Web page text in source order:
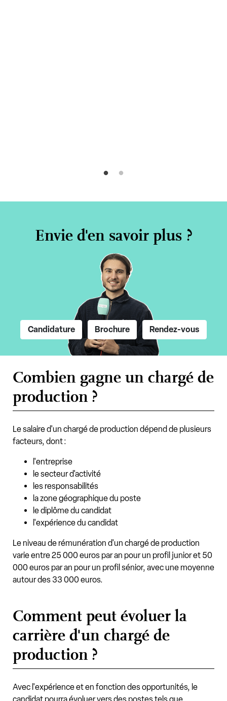
Envie d'en savoir plus ?
Candidature Brochure Rendez-vous
Combien gagne un chargé de
production ?
Le salaire d'un chargé de production dépend de plusieurs
facteurs, dont :
l'entreprise
le secteur d'activité
les responsabilités
la zone géographique du poste
le diplôme du candidat
l'expérience du candidat
Le niveau de rémunération d'un chargé de production
varie entre 25 000 euros par an pour un profil junior et 50
000 euros par an pour un profil sénior, avec une moyenne
autour des 33 000 euros.
Comment peut évoluer la
carrière d'un chargé de
production ?
Avec l'expérience et en fonction des opportunités, le
candidat pourra évoluer vers des postes tels que